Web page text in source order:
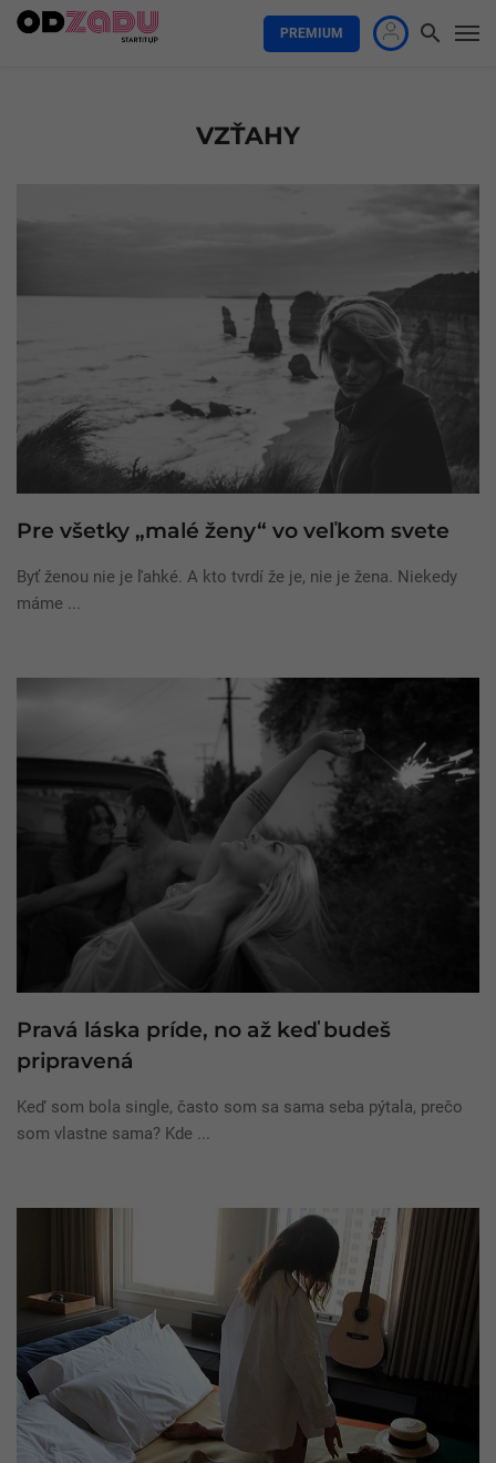
PREMIUM
VZŤAHY
Pre všetky „malé ženy“ vo veľkom svete
Byť ženou nie je ľahké. A kto tvrdí že je, nie je žena. Niekedy
máme ...
Pravá láska príde, no až keď budeš
pripravená
Keď som bola single, často som sa sama seba pýtala, prečo
som vlastne sama? Kde ...